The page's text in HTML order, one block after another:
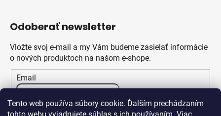
Tento web používa súbory cookie. Ďalším prechádzaním
Odoberať newsletter
Vložte svoj e-mail a my Vám budeme zasielať informácie
o nových produktoch na našom e-shope.
Email
Vložením e-mailu súhlasíte spodmienkami ochrany
osobných údajov